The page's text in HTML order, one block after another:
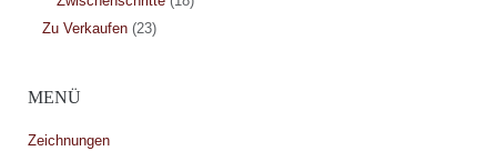
Zu Verkaufen(23)
MENÜ
Zeichnungen